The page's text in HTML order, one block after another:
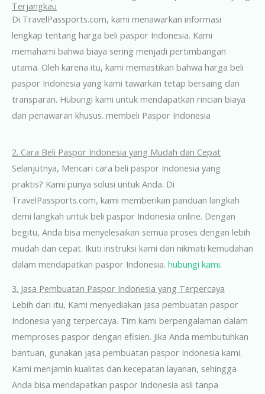
Terjangkau
Di TravelPassports.com, kami menawarkan informasi
lengkap tentang harga beli paspor Indonesia. Kami
memahami bahwa biaya sering menjadi pertimbangan
utama. Oleh karena itu, kami memastikan bahwa harga beli
paspor Indonesia yang kami tawarkan tetap bersaing dan
transparan. Hubungi kami untuk mendapatkan rincian biaya
dan penawaran khusus. membeli Paspor Indonesia
2. Cara Beli Paspor Indonesia yang Mudah dan Cepat
Selanjutnya, Mencari cara beli paspor Indonesia yang
praktis? Kami punya solusi untuk Anda. Di
TravelPassports.com, kami memberikan panduan langkah
demi langkah untuk beli paspor Indonesia online. Dengan
begitu, Anda bisa menyelesaikan semua proses dengan lebih
mudah dan cepat. Ikuti instruksi kami dan nikmati kemudahan
dalam mendapatkan paspor Indonesia. hubungi kami.
3. Jasa Pembuatan Paspor Indonesia yang Terpercaya
Lebih dari itu, Kami menyediakan jasa pembuatan paspor
Indonesia yang terpercaya. Tim kami berpengalaman dalam
memproses paspor dengan efisien. Jika Anda membutuhkan
bantuan, gunakan jasa pembuatan paspor Indonesia kami.
Kami menjamin kualitas dan kecepatan layanan, sehingga
Anda bisa mendapatkan paspor Indonesia asli tanpa